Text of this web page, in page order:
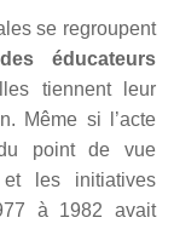
se regroupent
éducateurs
tiennent leur
Même si l’acte
du point de vue
les initiatives
à 1982 avait